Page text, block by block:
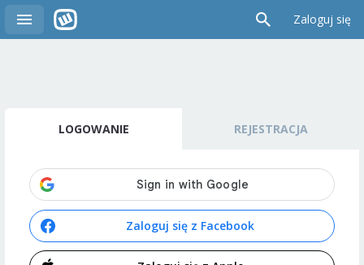
Zaloguj się
LOGOWANIE REJESTRACJA
Zaloguj się z Facebook